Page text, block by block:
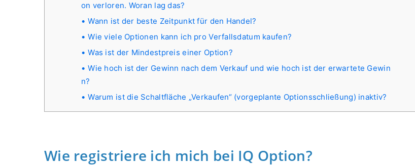
on verloren. Woran lag das?
Wann ist der beste Zeitpunkt für den Handel?
Wie viele Optionen kann ich pro Verfallsdatum kaufen?
Was ist der Mindestpreis einer Option?
Wie hoch ist der Gewinn nach dem Verkauf und wie hoch ist der erwartete Gewin
n?
Warum ist die Schaltfläche „Verkaufen“ (vorgeplante Optionsschließung) inaktiv?
Wie registriere ich mich bei IQ Option?